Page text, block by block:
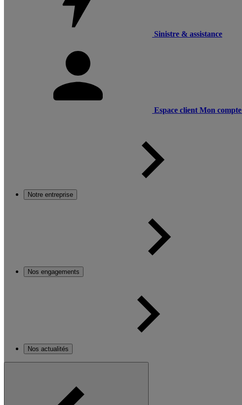
Sinistre & assistance
Espace client Mon compte
Notre entreprise
Nos engagements
Nos actualités